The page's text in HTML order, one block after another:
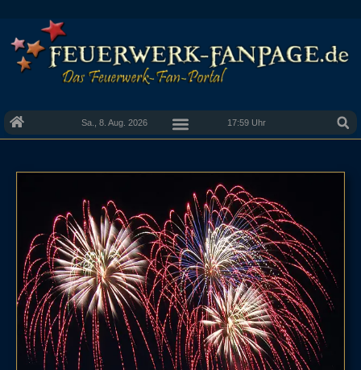
Sa., 8. Aug. 2026 17:59 Uhr